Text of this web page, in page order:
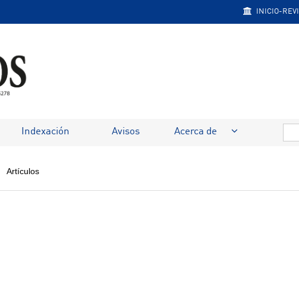
INICIO-
Indexación Avisos Acerca de
Artículos